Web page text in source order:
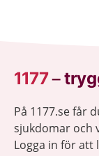
1177–
På 1177.se får
sjukdomar och
Logga in för att